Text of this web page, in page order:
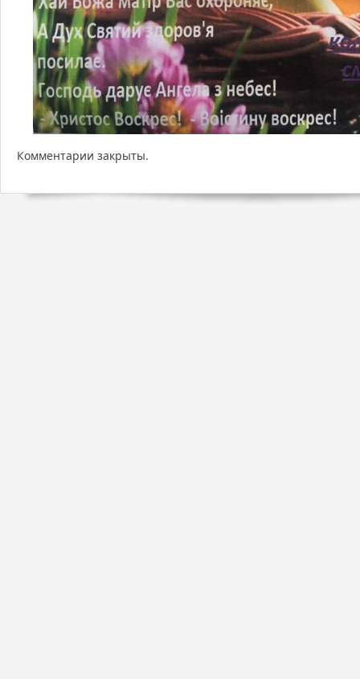
Комментарии закрыты.